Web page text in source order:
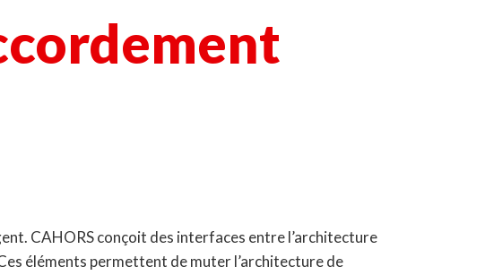
CAHORS conçoit des interfaces entre l’architecture
éléments permettent de muter l’architecture de